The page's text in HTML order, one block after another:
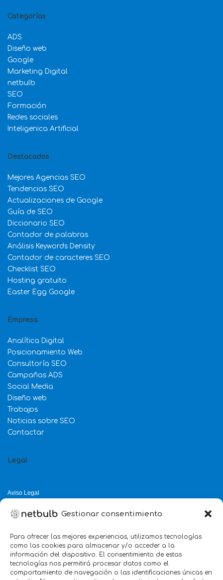
Gestionar consentimiento
Para ofrecer las mejores experiencias, utilizamos tecnologías
como las cookies para almacenar y/o acceder a la
información del dispositivo. El consentimiento de estas
tecnologías nos permitirá procesar datos como el
comportamiento de navegación o las identificaciones únicas en
Categorías
ADS
Diseño web
Google
Marketing Digital
netbulb
SEO
Formación
Redes sociales
Inteligenica Artificial
Destacados
Mejores Agencias SEO
Tendencias SEO
Actualizaciones de Google
Guía de SEO
Diccionario SEO
Contador de palabras
Análisis Keywords Density
Contador de caracteres SEO
Checklist SEO
Hosting gratuito
Easter Egg Google
Empresa
Analítica Digital
Posicionamiento Web
Consultoría SEO
Campañas ADS
Social Media
Diseño web
Trabajos
Noticias sobre SEO
Contactar
Legal
Aviso Legal
Política de Cookies
5.0
Servicio mejor valorado 2025
verificado por: Trustindex